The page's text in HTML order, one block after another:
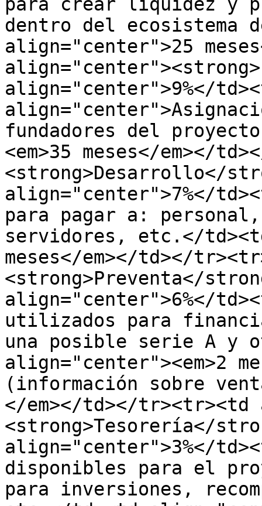
dentro del ecosistema
align="center">25
align="center">9%</
fundadores del
<em>35 meses</em></
<strong>Desarrollo</
align="center">7%</
para pagar a:
servidores, etc.</
meses</em></td></
<strong>Preventa</
align="center">6%</
utilizados para
una posible serie A y
align="center"><em>2
(información sobre
</em></td></
<strong>Tesorería</
align="center">3%</
disponibles para el
para inversiones,